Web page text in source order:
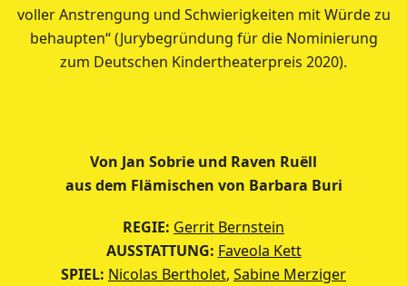
voller Anstrengung und Schwierigkeiten mit Würde zu
behaupten“ (Jurybegründung für die Nominierung
zum Deutschen Kindertheaterpreis 2020).
Von Jan Sobrie und Raven Ruëll
aus dem Flämischen von Barbara Buri
REGIE: Gerrit Bernstein
AUSSTATTUNG: Faveola Kett
SPIEL: Nicolas Bertholet, Sabine Merziger